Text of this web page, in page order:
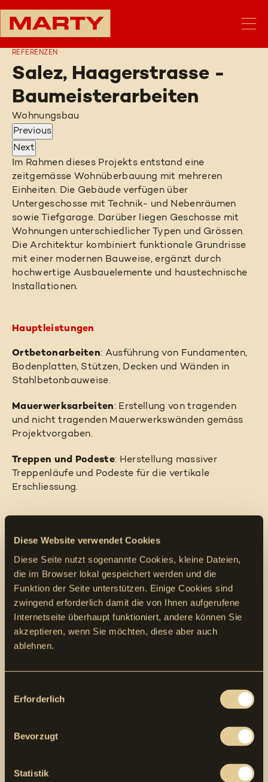
Diese Website verwendet Cookies
Diese Seite nutzt sogenannte Cookies, kleine Dateien,
die im Browser lokal gespeichert werden und die
Funktion der Seite unterstützen. Einige Cookies sind
zwingend erforderlich damit die von Ihnen aufgerufene
Internetseite überhaupt funktioniert, andere können Sie
akzeptieren, wenn Sie möchten, diese aber auch
ablehnen.
Selection
Erforderlich
Bevorzugt
Statistik
REFERENZEN
Salez, Haagerstrasse -
Baumeisterarbeiten
Wohnungsbau
Previous
Next
Im Rahmen dieses Projekts entstand eine
zeitgemässe Wohnüberbauung mit mehreren
Einheiten. Die Gebäude verfügen über
Untergeschosse mit Technik- und Nebenräumen
sowie Tiefgarage. Darüber liegen Geschosse mit
Wohnungen unterschiedlicher Typen und Grössen.
Die Architektur kombiniert funktionale Grundrisse
mit einer modernen Bauweise, ergänzt durch
hochwertige Ausbauelemente und haustechnische
Installationen.
Hauptleistungen
Ortbetonarbeiten: Ausführung von Fundamenten,
Bodenplatten, Stützen, Decken und Wänden in
Stahlbetonbauweise.
Mauerwerksarbeiten: Erstellung von tragenden
und nicht tragenden Mauerwerkswänden gemäss
Projektvorgaben.
Treppen und Podeste: Herstellung massiver
Treppenläufe und Podeste für die vertikale
Erschliessung.
Taktgenaue Bauabläufe
: Die Betonetappierung
musste exakt in den Gesamtterminplan integriert
werden, um den Baufortschritt sicherzustellen.
Platzverhältnisse: Arbeiten innerhalb beengter
Baustellenlogistik erforderten eine enge
Abstimmung der Teams.
Sichtflächen und Massgenauigkeit stellten
Ausführung.
Salez SG